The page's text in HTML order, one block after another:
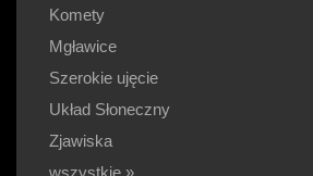
Komety
Mgławice
Szerokie ujęcie
Układ Słoneczny
Zjawiska
wszystkie »